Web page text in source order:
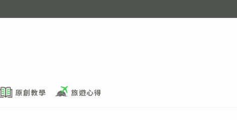
原創教學 旅遊心得